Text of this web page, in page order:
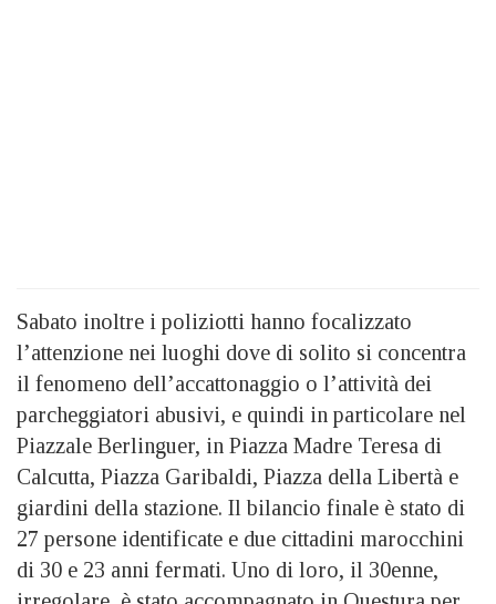
Sabato inoltre i poliziotti hanno focalizzato
l’attenzione nei luoghi dove di solito si concentra
il fenomeno dell’accattonaggio o l’attività dei
parcheggiatori abusivi, e quindi in particolare nel
Piazzale Berlinguer, in Piazza Madre Teresa di
Calcutta, Piazza Garibaldi, Piazza della Libertà e
giardini della stazione. Il bilancio finale è stato di
27 persone identificate e due cittadini marocchini
di 30 e 23 anni fermati. Uno di loro, il 30enne,